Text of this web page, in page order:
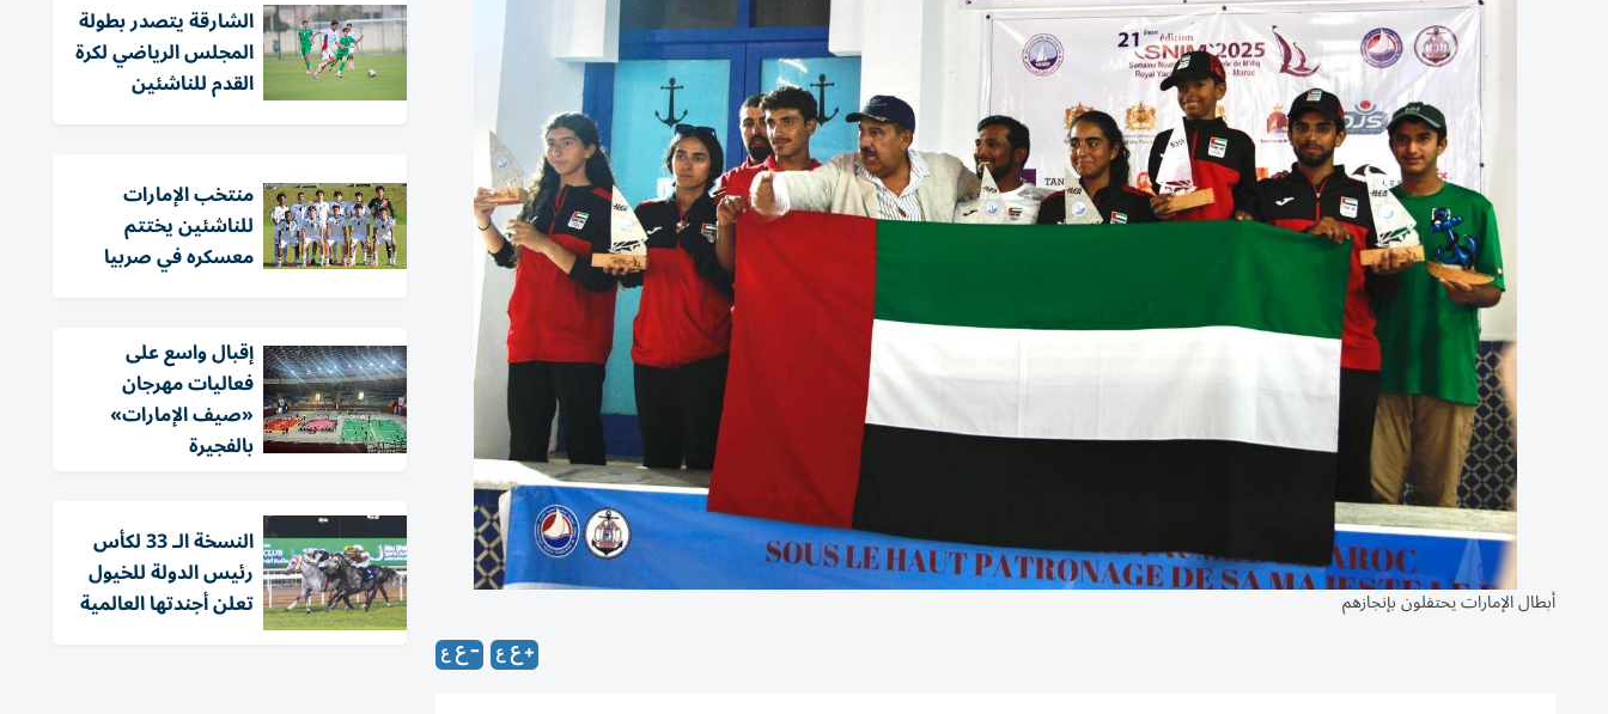
أبطال الإمارات يحتفلون بإنجازهم
الشارقة يتصدر بطولة
المجلس الرياضي لكرة
القدم للناشئين
منتخب الإمارات
للناشئين يختتم
معسكره في صربيا
إقبال واسع على
فعاليات مهرجان
«صيف الإمارات»
بالفجيرة
النسخة الـ 33 لكأس
رئيس الدولة للخيول
تعلن أجندتها العالمية